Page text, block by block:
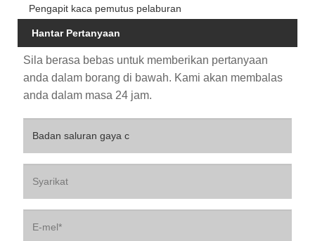
Pengapit kaca pemutus pelaburan
Hantar Pertanyaan
Sila berasa bebas untuk memberikan pertanyaan
anda dalam borang di bawah. Kami akan membalas
anda dalam masa 24 jam.